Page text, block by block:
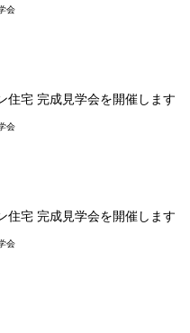
会
住宅 完成見学会を開催します
会
住宅 完成見学会を開催します
会